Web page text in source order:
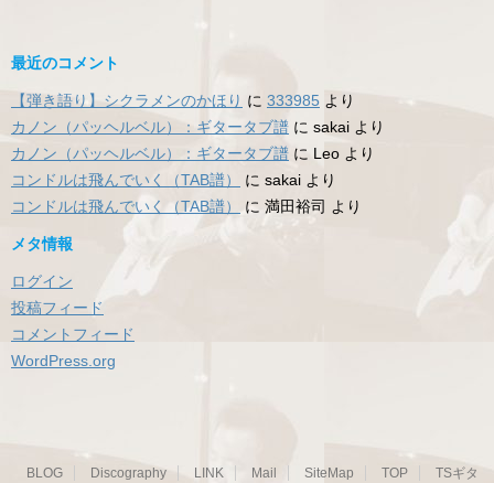
最近のコメント
【弾き語り】シクラメンのかほり に 333985 より
カノン（パッヘルベル）：ギタータブ譜 に sakai より
カノン（パッヘルベル）：ギタータブ譜 に Leo より
コンドルは飛んでいく（TAB譜）
に sakai より
コンドルは飛んでいく（TAB譜）
に 満田裕司 より
メタ情報
ログイン
投稿フィード
コメントフィード
WordPress.org
BLOG Discography LINK Mail SiteMap TOP TSギタ